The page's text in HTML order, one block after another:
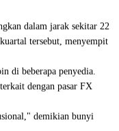
dalam jarak sekitar 22
tersebut, menyempit
di beberapa penyedia.
dengan pasar FX
demikian bunyi